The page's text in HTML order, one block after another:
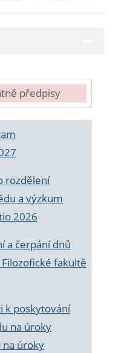
předpisy
rozdělení
a výzkum
2026
a čerpání dnů
fakultě
k poskytování
na úroky
na úroky